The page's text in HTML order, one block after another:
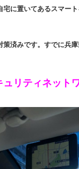
に置いてあるスマー
済みです。すでに兵
ュリティネット